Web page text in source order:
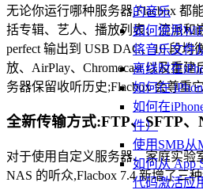
的音乐
如何使用
将音乐文件
离线时在
如何在
如何在
件）
使用SMB从
如何从 App
代码激活应
无论你运行哪种服务器,Flacbox 都
括专辑、艺人、播放列表、流派
perfect 输出到 USB DAC、10 段均
放、AirPlay、Chromecast 以及重建
务器保留收听历史;Flacbox 会尊重
全新传输方式:FTP、SFTP、
对于使用自定义服务器、家庭实验
NAS 的听众,Flacbox 7.4 新增了三